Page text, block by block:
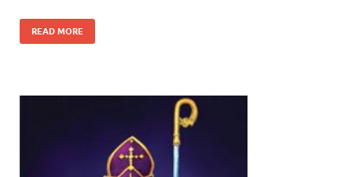
READ MORE